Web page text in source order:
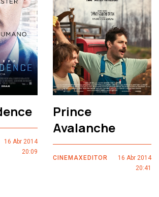
16 Abr 2014
20:09
Prince
Avalanche
CINEMAXEDITOR
16 Abr 2014
20:41